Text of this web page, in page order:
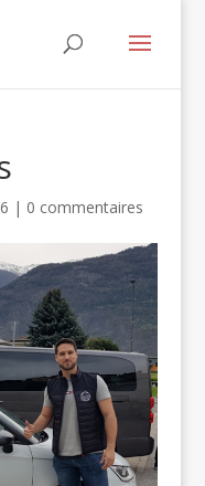
| 0 commentaires